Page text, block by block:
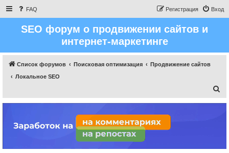
FAQ Вход
Регистрация
SEO форум о продвижении сайтов и
интернет-маркетинге
Список форумов Поисковая оптимизация
Продвижение сайтов
Локальное SEO